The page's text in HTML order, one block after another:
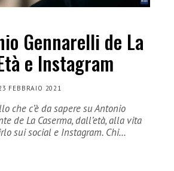
Gennarelli de La
e Instagram
FEBBRAIO 2021
che c’è da sapere su Antonio
de La Caserma, dall’età, alla vita
sui social e Instagram. Chi…